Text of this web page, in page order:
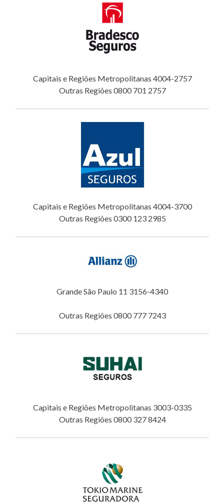
Capitais e Regiões Metropolitanas 4004-2757
Outras Regiões 0800 701 2757
Capitais e Regiões Metropolitanas 4004-3700
Outras Regiões 0300 123 2985
Grande São Paulo 11 3156-4340
Outras Regiões 0800 777 7243
Capitais e Regiões Metropolitanas 3003-0335
Outras Regiões 0800 327 8424